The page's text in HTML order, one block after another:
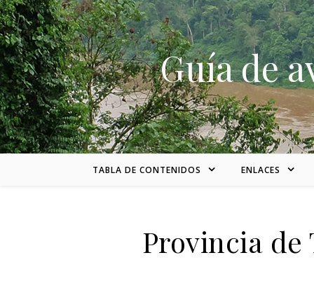
Skip to content
Guía de
TABLA DE CONTENIDOS ENLACES
Provincia